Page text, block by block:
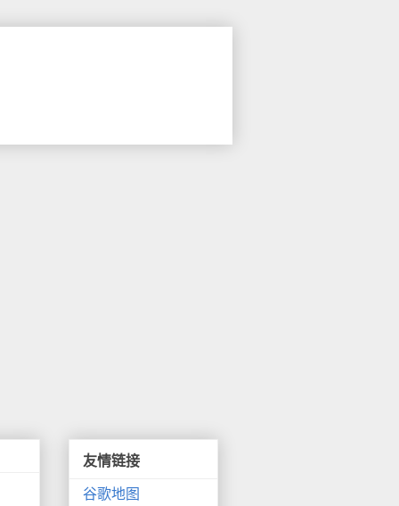
友情链接
谷歌地图